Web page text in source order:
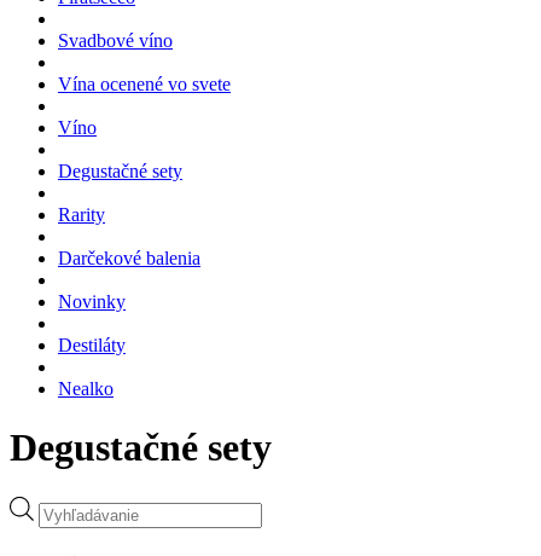
Svadbové víno
Vína ocenené vo svete
Víno
Degustačné sety
Rarity
Darčekové balenia
Novinky
Destiláty
Nealko
Degustačné sety
Products
search